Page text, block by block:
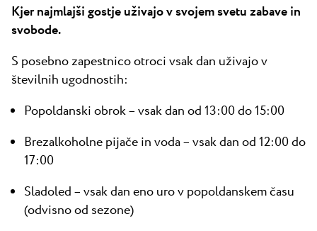
Kjer najmlajši gostje uživajo v svojem svetu zabave in
svobode.
S posebno zapestnico otroci vsak dan uživajo v
številnih ugodnostih:
Popoldanski obrok – vsak dan od 13:00 do 15:00
Brezalkoholne pijače in voda – vsak dan od 12:00 do
17:00
Sladoled – vsak dan eno uro v popoldanskem času
(odvisno od sezone)